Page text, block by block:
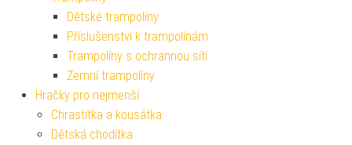
Dětské trampolíny
Příslušenství k trampolínám
Trampolíny s ochrannou sítí
Zemní trampolíny
Hračky pro nejmenší
Chrastítka a kousátka
Dětská chodítka